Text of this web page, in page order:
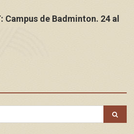
Campus de Badminton. 24 al